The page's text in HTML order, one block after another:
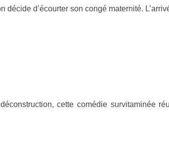
d’écourter son congé maternité.
cette comédie survitaminée